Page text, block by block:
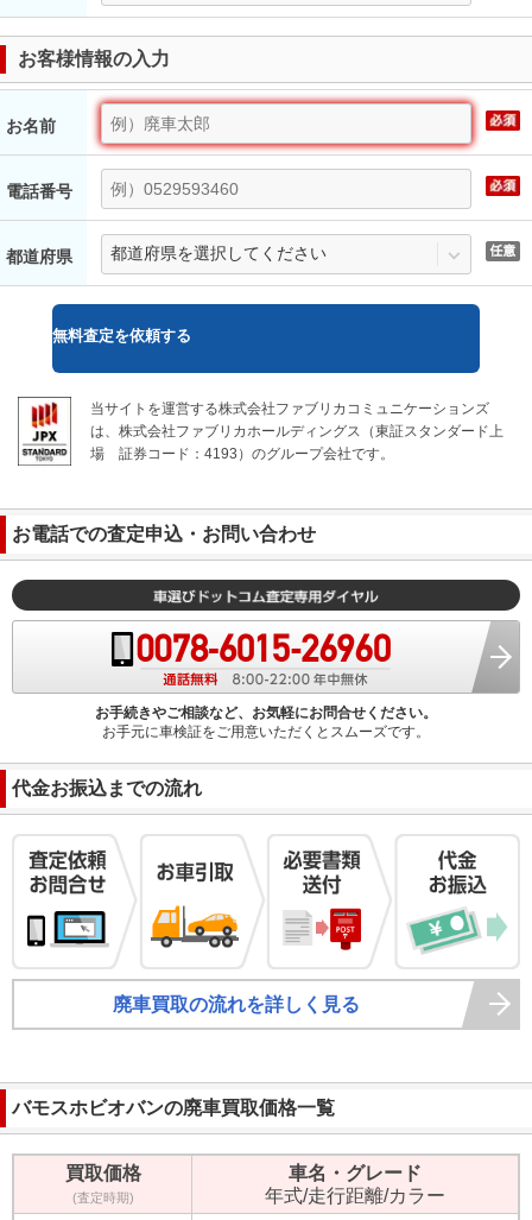
お客様情報の入力
お名前
電話番号
都道府県
無料査定を依頼する
当サイトを運営する株式会社ファブリカコミュニケーションズ
は、株式会社ファブリカホールディングス（東証スタンダード上
場
証券コード：4193）のグループ会社です。
お電話での査定申込・お問い合わせ
お手続きやご相談など、お気軽にお問合せください。
お手元に車検証をご用意いただくとスムーズです。
代金お振込までの流れ
廃車買取の流れを詳しく見る
バモスホビオバンの廃車買取価格一覧
買取価格
(査定時期)
車名・グレード
年式/走行距離/カラー